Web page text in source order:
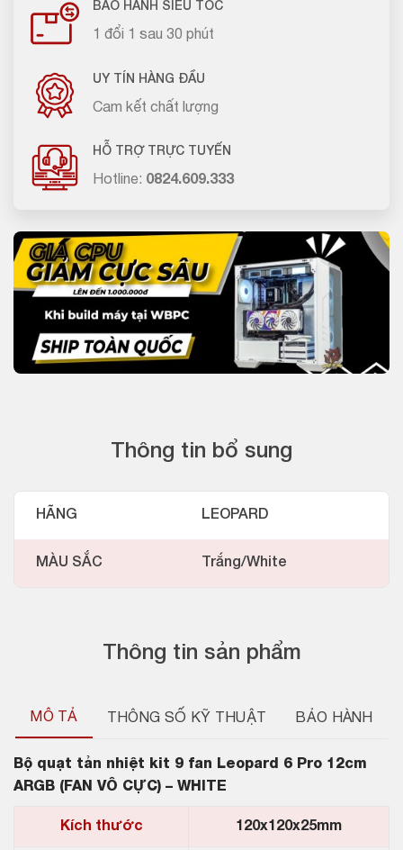
BẢO HÀNH SIÊU TỐC
1 đổi 1 sau 30 phút
UY TÍN HÀNG ĐẦU
Cam kết chất lượng
HỖ TRỢ TRỰC TUYẾN
Hotline: 0824.609.333
Thông tin sản phẩm
MÔ TẢ THÔNG SỐ KỸ THUẬT BẢO HÀNH
Bộ quạt tản nhiệt kit 9 fan Leopard 6 Pro 12cm
ARGB (FAN VÔ CỰC) – WHITE
Kích thước 120x120x25mm
Thông tin bổ sung
HÃNG LEOPARD
MÀU SẮC Trắng/White